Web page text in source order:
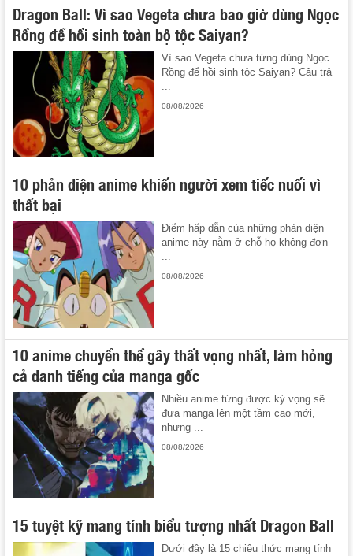
Dragon Ball: Vì sao Vegeta chưa bao giờ dùng Ngọc
Rồng để hồi sinh toàn bộ tộc Saiyan?
Vì sao Vegeta chưa từng dùng Ngọc
Rồng để hồi sinh tộc Saiyan? Câu trả
08/08/2026
10 phản diện anime khiến người xem tiếc nuối vì
thất bại
Điểm hấp dẫn của những phản diện
anime này nằm ở chỗ họ không đơn
...
08/08/2026
10 anime chuyển thể gây thất vọng nhất, làm hỏng
cả danh tiếng của manga gốc
Nhiều anime từng được kỳ vọng sẽ
đưa manga lên một tầm cao mới,
nhưng ...
08/08/2026
15 tuyệt kỹ mang tính biểu tượng nhất Dragon Ball
Dưới đây là 15 chiêu thức mang tính